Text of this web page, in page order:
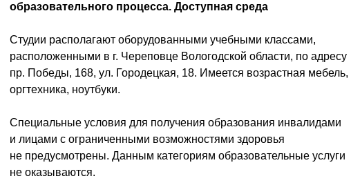
образовательного процесса. Доступная среда
Студии располагают оборудованными учебными классами,
расположенными в г. Череповце Вологодской области, по адресу
пр. Победы, 168, ул. Городецкая, 18. Имеется возрастная мебель,
оргтехника, ноутбуки.
Специальные условия для получения образования инвалидами
и лицами с ограниченными возможностями здоровья
не предусмотрены. Данным категориям образовательные услуги
не оказываются.